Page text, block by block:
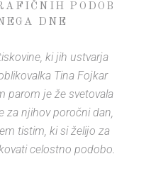
PODOB
DNE
ki jih ustvarja
Tina Fojkar
parom je že svetovala
za njihov poročni dan,
tistim, ki si želijo za
celostno podobo.